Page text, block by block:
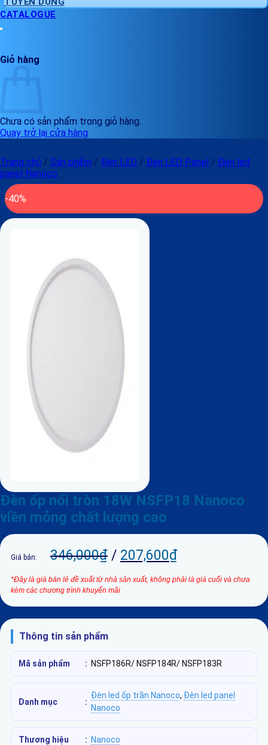
CATALOGUE
Giỏ hàng
Chưa có sản phẩm trong giỏ hàng.
Quay trở lại cửa hàng
Trang chủ / Sản phẩm / Đèn LED / Đèn LED Panel / Đèn led
panel Nanoco
-40%
Đèn ốp nổi tròn 18W NSFP18 Nanoco
viền mỏng chất lượng cao
Giá bán: 346,000₫ / 207,600₫
*Đây là giá bán lẻ đề xuất từ nhà sản xuất, không phải là giá cuối và chưa
kèm các chương trình khuyến mãi
Thông tin sản phẩm
Mã sản phẩm : NSFP186R/ NSFP184R/ NSFP183R
Danh mục :
Đèn led ốp trần Nanoco, Đèn led panel
Nanoco
Thương hiệu : Nanoco